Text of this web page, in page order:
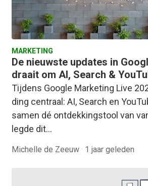
MARKETING
De nieuwste updates in
draait om AI, Search &
Tijdens Google Marketing Live
ding centraal: AI, Search en
samen dé ontdekkingstool van
legde dit…
Michelle de Zeeuw · 1 jaar geleden